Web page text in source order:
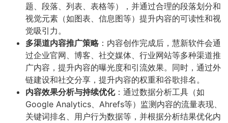
题、段落、列表、表格等），并通过合理的段落划分和
视觉元素（如图表、信息图等）提升内容的可读性和视
觉吸引力。
多渠道内容推广策略：内容创作完成后，慧新软件会通
过企业官网、博客、社交媒体、行业网站等多种渠道推
广内容，提升内容的曝光度和引流效果。同时，通过外
链建设和社交分享，提升内容的权重和谷歌排名。
内容效果分析与持续优化：通过数据分析工具（如
Google Analytics、Ahrefs等）监测内容的流量表现、
关键词排名、用户行为数据等，并根据分析结果优化内